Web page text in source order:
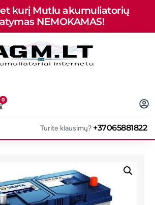
kurį Mutlu akumuliatorių
NEMOKAMAS!
0
Turite klausimų? +37065881822